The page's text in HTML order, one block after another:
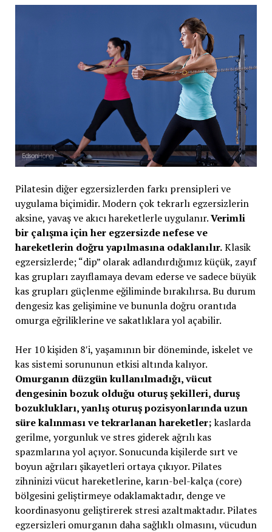
Pilatesin diğer egzersizlerden farkı prensipleri ve
uygulama biçimidir. Modern çok tekrarlı egzersizlerin
aksine, yavaş ve akıcı hareketlerle uygulanır.Verimli
bir çalışma için her egzersizde nefese ve
hareketlerin doğru yapılmasına odaklanılır.Klasik
egzersizlerde; “dip” olarak adlandırdığımız küçük, zayıf
kas grupları zayıflamaya devam ederse ve sadece büyük
kas grupları güçlenme eğiliminde bırakılırsa. Bu durum
dengesiz kas gelişimine ve bununla doğru orantıda
omurga eğriliklerine ve sakatlıklara yol açabilir.
Her 10 kişiden 8′i, yaşamının bir döneminde, iskelet ve
kas sistemi sorununun etkisi altında kalıyor.
Omurganın düzgün kullanılmadığı, vücut
dengesinin bozuk olduğu oturuş şekilleri, duruş
bozuklukları, yanlış oturuş pozisyonlarında uzun
süre kalınması ve tekrarlanan hareketler;kaslarda
gerilme, yorgunluk ve stres giderek ağrılı kas
spazmlarına yol açıyor. Sonucunda kişilerde sırt ve
boyun ağrıları şikayetleri ortaya çıkıyor. Pilates
zihninizi vücut hareketlerine, karın-bel-kalça (core)
bölgesini geliştirmeye odaklamaktadır, denge ve
koordinasyonu geliştirerek stresi azaltmaktadır. Pilates
egzersizleri omurganın daha sağlıklı olmasını, vücudun